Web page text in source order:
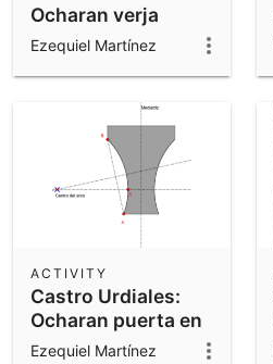
Ocharan verja
dibujo 1
Ezequiel Martínez
Castro Urdiales:
Ocharan puerta en
muralla arco
ACTIVITY
Ezequiel Martínez